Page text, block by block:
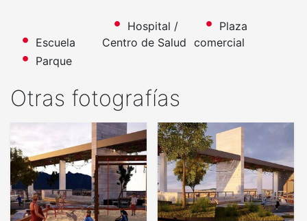
Escuela
Hospital /
Centro de Salud
Plaza
comercial
Parque
Otras fotografías